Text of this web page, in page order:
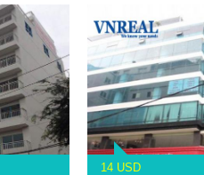
14 USD